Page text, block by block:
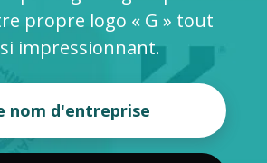
SE CONNECTER
propre logo « G » tout
impressionnant.